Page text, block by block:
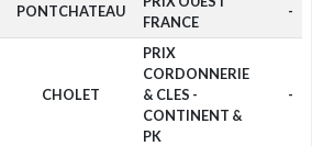
PONTCHATEAU
FRANCE
-
CHOLET
PRIX
CORDONNERIE
& CLES -
CONTINENT &
PK
-